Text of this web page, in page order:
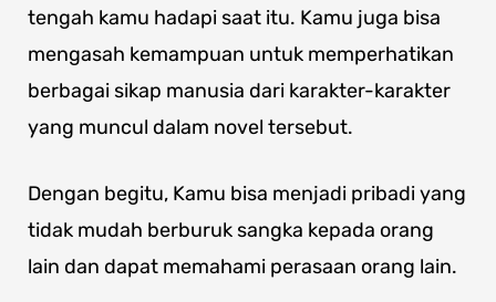
tengah kamu hadapi saat itu. Kamu juga bisa
mengasah kemampuan untuk memperhatikan
berbagai sikap manusia dari karakter-karakter
yang muncul dalam novel tersebut.
Dengan begitu, Kamu bisa menjadi pribadi yang
tidak mudah berburuk sangka kepada orang
lain dan dapat memahami perasaan orang lain.